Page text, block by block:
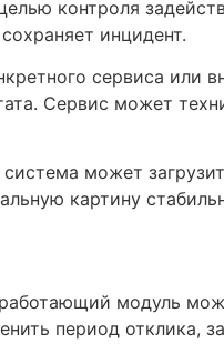
контроля
инцидент.
сервиса или
Сервис может
может
картину
модуль
период отклика,